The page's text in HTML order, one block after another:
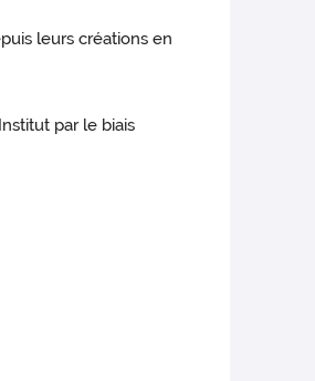
leurs créations en
par le biais